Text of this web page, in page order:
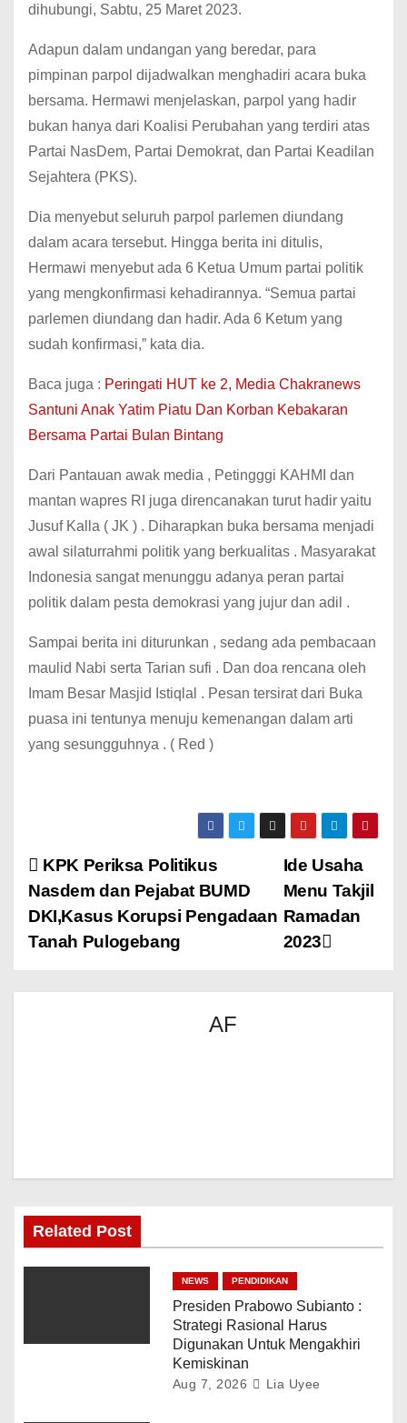
dihubungi, Sabtu, 25 Maret 2023.
Adapun dalam undangan yang beredar, para
pimpinan parpol dijadwalkan menghadiri acara buka
bersama. Hermawi menjelaskan, parpol yang hadir
bukan hanya dari Koalisi Perubahan yang terdiri atas
Partai NasDem, Partai Demokrat, dan Partai Keadilan
Sejahtera (PKS).
Dia menyebut seluruh parpol parlemen diundang
dalam acara tersebut. Hingga berita ini ditulis,
Hermawi menyebut ada 6 Ketua Umum partai politik
yang mengkonfirmasi kehadirannya. “Semua partai
parlemen diundang dan hadir. Ada 6 Ketum yang
sudah konfirmasi,” kata dia.
Baca juga : Peringati HUT ke 2, Media Chakranews
Santuni Anak Yatim Piatu Dan Korban Kebakaran
Bersama Partai Bulan Bintang
Dari Pantauan awak media , Petingggi KAHMI dan
mantan wapres RI juga direncanakan turut hadir yaitu
Jusuf Kalla ( JK ) . Diharapkan buka bersama menjadi
awal silaturrahmi politik yang berkualitas . Masyarakat
Indonesia sangat menunggu adanya peran partai
politik dalam pesta demokrasi yang jujur dan adil .
Sampai berita ini diturunkan , sedang ada pembacaan
maulid Nabi serta Tarian sufi . Dan doa rencana oleh
Imam Besar Masjid Istiqlal . Pesan tersirat dari Buka
puasa ini tentunya menuju kemenangan dalam arti
yang sesungguhnya . ( Red )
Ide Usaha
Menu Takjil
Ramadan
2023
KPK Periksa Politikus
Nasdem dan Pejabat BUMD
DKI,Kasus Korupsi Pengadaan
Tanah Pulogebang
AF
Related Post
NEWS PENDIDIKAN
Presiden Prabowo Subianto :
Strategi Rasional Harus
Digunakan Untuk Mengakhiri
Kemiskinan
Aug 7, 2026 Lia Uyee